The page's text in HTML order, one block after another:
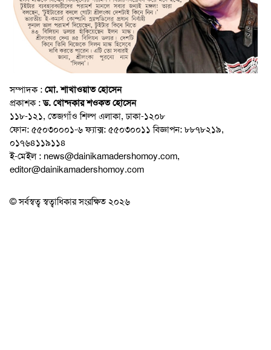
সম্পাদক : মো. শাখাওয়াত হোসেন
প্রকাশক :ড. খোন্দকার শওকত হোসেন
১১৮-১২১, তেজগাঁও শিল্প এলাকা, ঢাকা-১২০৮
ফোন: ৫৫০৩০০০১-৬ ফ্যাক্স: ৫৫০৩০০১১ বিজ্ঞাপন: ৮৮৭৮২১৯,
০১৭৬৪১১৯১১৪
ই-মেইল : news@dainikamadershomoy.com,
editor@dainikamadershomoy.com
© সর্বস্বত্ব স্বত্বাধিকার সংরক্ষিত ২০২৬